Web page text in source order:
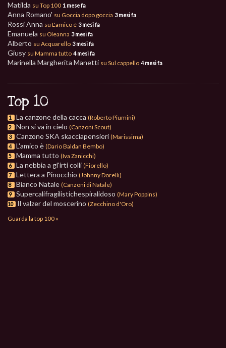
Matilda su Top 100 1 mese fa
Anna Romano' su Goccia dopo goccia 3 mesi fa
Rossi Anna su L'amico è 3 mesi fa
Emanuela su Oleanna 3 mesi fa
Alberto su Acquarello 3 mesi fa
Giusy su Mamma tutto 4 mesi fa
Marinella Margherita Manetti su Sul cappello 4 mesi fa
Top 10
1 La canzone della cacca (Roberto Piumini)
2 Non si va in cielo (Canzoni Scout)
3 Canzone SKA skacciapensieri (Marissima)
4 L'amico è (Dario Baldan Bembo)
5 Mamma tutto (Iva Zanicchi)
6 La nebbia a gl'irti colli (Fiorello)
7 Lettera a Pinocchio (Johnny Dorelli)
8 Bianco Natale (Canzoni di Natale)
9 Supercalifragilistichespiralidoso (Mary Poppins)
10 Il valzer del moscerino (Zecchino d'Oro)
Guarda la top 100 »